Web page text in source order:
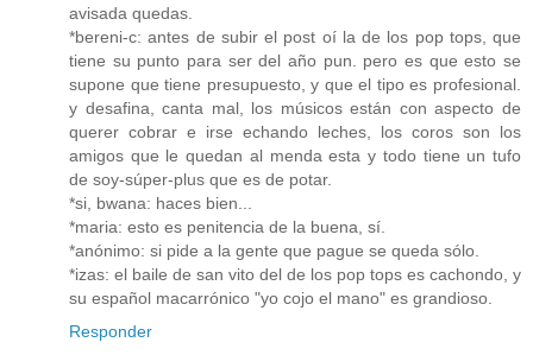
avisada quedas.
*bereni-c: antes de subir el post oí la de los pop tops, que
tiene su punto para ser del año pun. pero es que esto se
supone que tiene presupuesto, y que el tipo es profesional.
y desafina, canta mal, los músicos están con aspecto de
querer cobrar e irse echando leches, los coros son los
amigos que le quedan al menda esta y todo tiene un tufo
de soy-súper-plus que es de potar.
*si, bwana: haces bien...
*maria: esto es penitencia de la buena, sí.
*anónimo: si pide a la gente que pague se queda sólo.
*izas: el baile de san vito del de los pop tops es cachondo, y
su español macarrónico "yo cojo el mano" es grandioso.
Responder